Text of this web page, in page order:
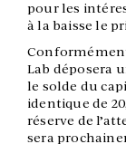
pour les
à la baisse le
Lab déposera
le solde du
identique de
réserve de
sera